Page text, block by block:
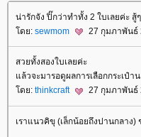
น่ารักจัง ปิ๊กว่าทำทั้ง 2 ใบเลยค่ะ สู้ๆ
ดย: sewmom 27 กุมภาพันธ์
สวยทั้งสองใบเลยค่ะ
ล้วจะมารอดูผลการเลือกกระเป๋า
ดย: thinkcraft 27 กุมภาพันธ์
เราแนวคิขุ (เล็กน้อยถึงปานกลาง